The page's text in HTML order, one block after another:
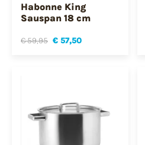
Habonne King
Sauspan 18 cm
€ 59,95 € 57,50